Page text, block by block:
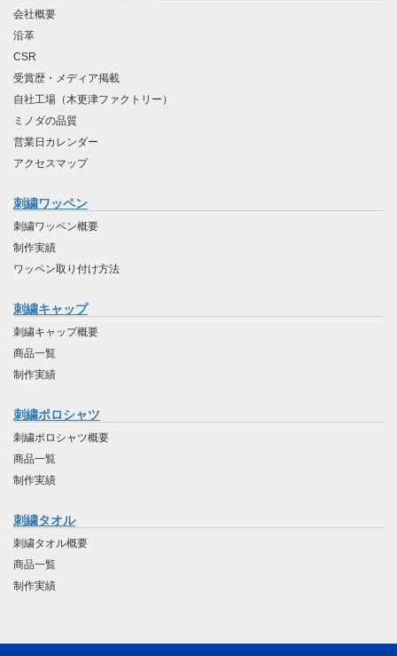
会社概要
沿革
CSR
受賞歴・メディア掲載
自社工場（木更津ファクトリー）
ミノダの品質
営業日カレンダー
アクセスマップ
刺繍ワッペン
刺繍ワッペン概要
制作実績
ワッペン取り付け方法
刺繍キャップ
刺繍キャップ概要
商品一覧
制作実績
刺繍ポロシャツ
刺繍ポロシャツ概要
商品一覧
制作実績
刺繍タオル
刺繍タオル概要
商品一覧
制作実績